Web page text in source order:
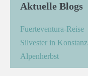
Aktuelle Blogs
Fuerteventura-Reise
Silvester in Konstanz
Alpenherbst